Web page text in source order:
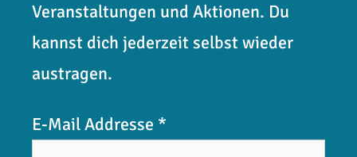
Veranstaltungen und Aktionen. Du
kannst dich jederzeit selbst wieder
austragen.
E-Mail Addresse *